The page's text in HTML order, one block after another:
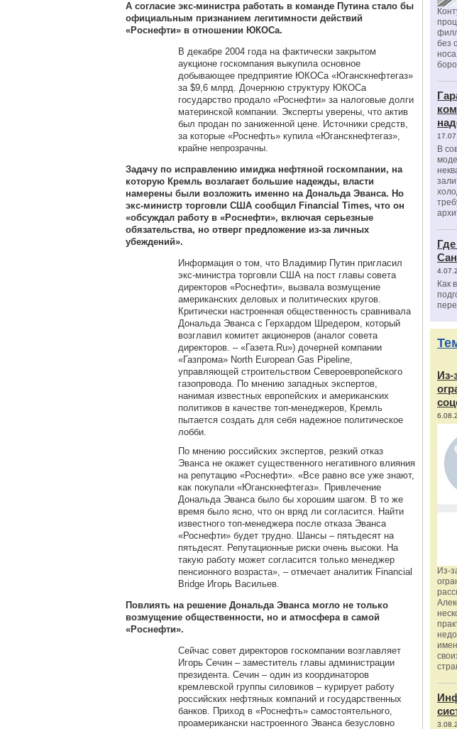
А согласие экс-министра работать в команде Путина стало бы
официальным признанием легитимности действий
«Роснефти» в отношении ЮКОСа.
В декабре 2004 года на фактически закрытом
аукционе госкомпания выкупила основное
добывающее предприятие ЮКОСа «Юганскнефтегаз»
за $9,6 млрд. Дочернюю структуру ЮКОСа
государство продало «Роснефти» за налоговые долги
материнской компании. Эксперты уверены, что актив
был продан по заниженной цене. Источники средств,
за которые «Роснефть» купила «Юганскнефтегаз»,
крайне непрозрачны.
Задачу по исправлению имиджа нефтяной госкомпании, на
которую Кремль возлагает большие надежды, власти
намерены были возложить именно на Дональда Эванса. Но
экс-министр торговли США сообщил Financial Times, что он
«обсуждал работу в «Роснефти», включая серьезные
обязательства, но отверг предложение из-за личных
убеждений».
Информация о том, что Владимир Путин пригласил
экс-министра торговли США на пост главы совета
директоров «Роснефти», вызвала возмущение
американских деловых и политических кругов.
Критически настроенная общественность сравнивала
Дональда Эванса с Герхардом Шредером, который
возглавил комитет акционеров (аналог совета
директоров. – «Газета.Ru») дочерней компании
«Газпрома» North European Gas Pipeline,
управляющей строительством Североевропейского
газопровода. По мнению западных экспертов,
нанимая известных европейских и американских
политиков в качестве топ-менеджеров, Кремль
пытается создать для себя надежное политическое
лобби.
По мнению российских экспертов, резкий отказ
Эванса не окажет существенного негативного влияния
на репутацию «Роснефти». «Все равно все уже знают,
как покупали «Юганскнефтегаз». Привлечение
Дональда Эванса было бы хорошим шагом. В то же
время было ясно, что он вряд ли согласится. Найти
известного топ-менеджера после отказа Эванса
«Роснефти» будет трудно. Шансы – пятьдесят на
пятьдесят. Репутационные риски очень высоки. На
такую работу может согласится только менеджер
пенсионного возраста», – отмечает аналитик Financial
Bridge Игорь Васильев.
Повлиять на решение Дональда Эванса могло не только
возмущение общественности, но и атмосфера в самой
«Роснефти».
Сейчас совет директоров госкомпании возглавляет
Игорь Сечин – заместитель главы администрации
президента. Сечин – один из координаторов
кремлевской группы силовиков – курирует работу
российских нефтяных компаний и государственных
банков. Приход в «Роснефть» самостоятельного,
проамерикански настроенного Эванса безусловно
без
В
Как